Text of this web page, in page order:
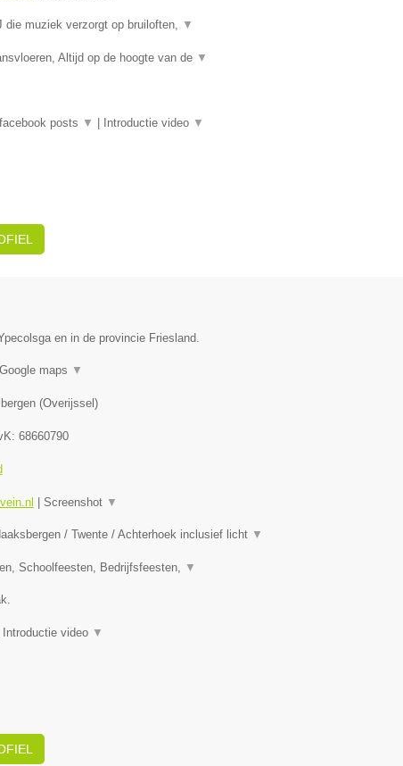
die muziek verzorgt op bruiloften, ▼
Altijd op de hoogte van de ▼
posts ▼ Introductie video ▼
en in de provincie Friesland.
Google maps ▼
(Overijssel )
68660790
Screenshot ▼
/ Twente / Achterhoek inclusief licht ▼
Schoolfeesten, Bedrijfsfeesten, ▼
Introductie video ▼